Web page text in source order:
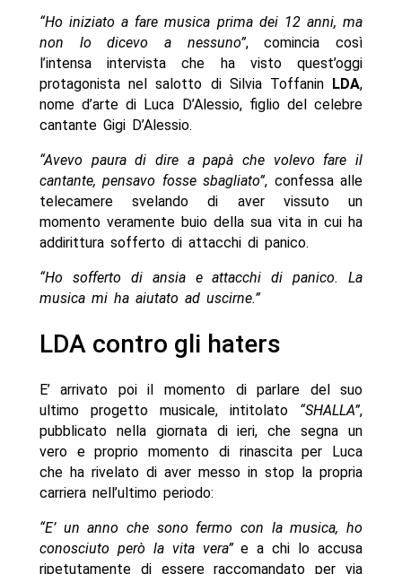
“Ho iniziato a fare musica prima dei 12 anni, ma
non lo dicevo a nessuno”, comincia così
l’intensa intervista che ha visto quest’oggi
protagonista nel salotto di Silvia Toffanin LDA,
nome d’arte di Luca D’Alessio, figlio del celebre
cantante Gigi D’Alessio.
“Avevo paura di dire a papà che volevo fare il
cantante, pensavo fosse sbagliato”, confessa alle
telecamere svelando di aver vissuto un
momento veramente buio della sua vita in cui ha
addirittura sofferto di attacchi di panico.
“Ho sofferto di ansia e attacchi di panico. La
musica mi ha aiutato ad uscirne.”
LDA contro gli haters
E’ arrivato poi il momento di parlare del suo
ultimo progetto musicale, intitolato “SHALLA”,
pubblicato nella giornata di ieri, che segna un
vero e proprio momento di rinascita per Luca
che ha rivelato di aver messo in stop la propria
carriera nell’ultimo periodo:
“E’ un anno che sono fermo con la musica, ho
conosciuto però la vita vera”e a chi lo accusa
ripetutamente di essere raccomandato per via